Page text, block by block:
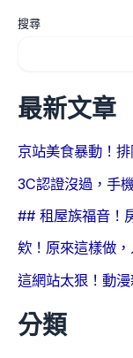
搜尋
最新文章
京站美食暴動！
3C認證沒過，手
## 租屋族福音！
欸！原來這樣做
這網站太狠！動
分類